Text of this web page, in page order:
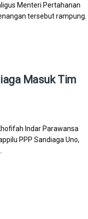
Menteri Pertahanan
tersebut rampung.
Masuk Tim
Indar Parawansa
PPP Sandiaga Uno,